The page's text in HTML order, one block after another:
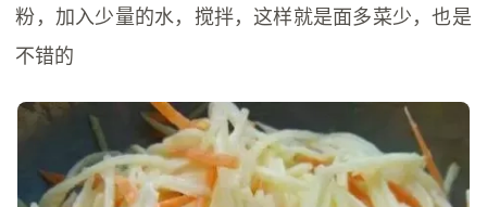
粉，加入少量的水，搅拌，这样就是面多菜少，也是
不错的